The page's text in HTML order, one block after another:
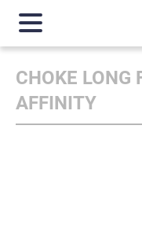
CHOKE LONG
AFFINITY